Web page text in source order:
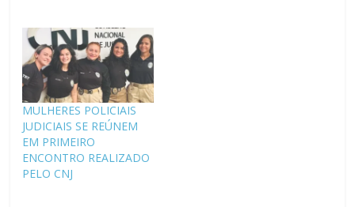
MULHERES POLICIAIS
JUDICIAIS SE REÚNEM
EM PRIMEIRO
ENCONTRO REALIZADO
PELO CNJ